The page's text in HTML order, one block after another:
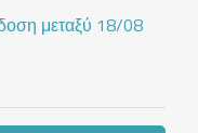
μεταξύ 18/08